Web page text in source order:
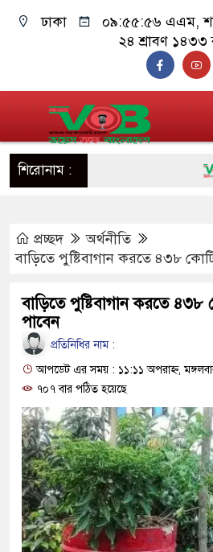
ঢাকা ০৯:৫৫:৫৭ এএম,
২৪ শ্রাবণ ১৪৩৩
শিরোনাম :
উদ্ধার
মাদক
থানা
প্রচ্ছদ
অর্থনীতি
বাড়িতে পুষ্টিবাগান করতে ৪৩৮
বাড়িতে পুষ্টিবাগান করতে ৪৩৮
পাবেন
প্রতিনিধির নাম :
আপডেট এর সময় : ১১:১১ অপরাহ্ন,
৭০৭ বার পঠিত হয়েছে